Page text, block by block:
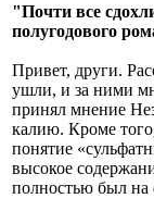
"Почти все
полугодового
Привет, други.
ушли, и за ними
принял мнение
калию. Кроме
понятие
высокое
полностью был на